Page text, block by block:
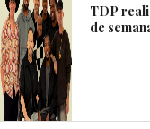
TDP
de